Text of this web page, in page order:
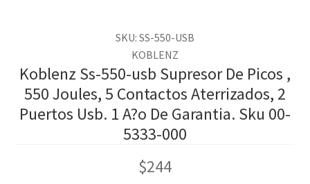
SKU: SS-550-USB
KOBLENZ
Koblenz Ss-550-usb Supresor De Picos ,
550 Joules, 5 Contactos Aterrizados, 2
Puertos Usb. 1 A?o De Garantia. Sku 00-
5333-000
$244